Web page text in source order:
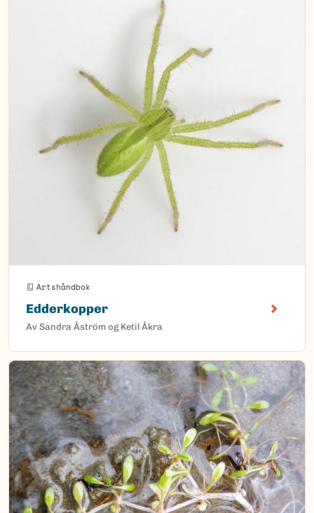
Artshåndbok
Edderkopper
Av Sandra Åström og Ketil Åkra